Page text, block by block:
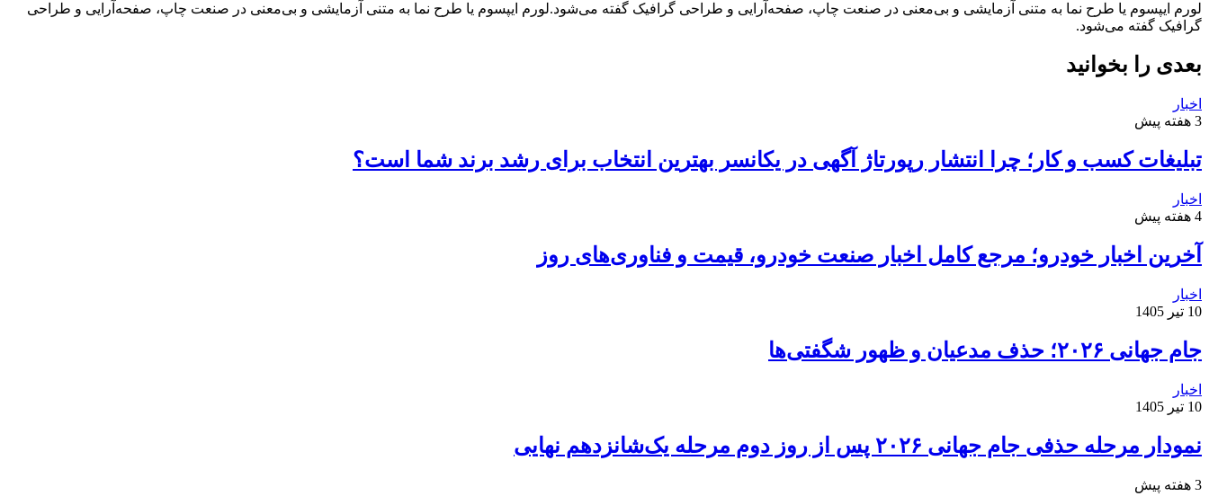
لورم ایپسوم یا طرح‌ نما به متنی آزمایشی و بی‌معنی در صنعت چاپ، صفحه‌آرایی و طراحی گرافیک گفته می‌شود.لورم ایپسوم یا طرح‌ نما به متنی آزمایشی و بی‌معنی در صنعت چاپ، صفحه‌آرایی و طراحی
گرافیک گفته می‌شود.
بعدی را بخوانید
اخبار
3 هفته پیش
تبلیغات کسب و کار؛ چرا انتشار رپورتاژ آگهی در یکانسر بهترین انتخاب برای رشد برند شما است؟
اخبار
4 هفته پیش
آخرین اخبار خودرو؛ مرجع کامل اخبار صنعت خودرو، قیمت و فناوری‌های روز
اخبار
10 تیر 1405
جام جهانی ۲۰۲۶؛ حذف مدعیان و ظهور شگفتی‌ها
اخبار
10 تیر 1405
نمودار مرحله حذفی جام جهانی ۲۰۲۶ پس از روز دوم مرحله یک‌شانزدهم نهایی
3 هفته پیش